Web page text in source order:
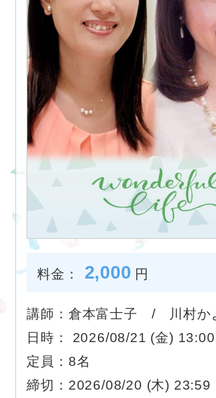
料金： 2,000 円
講師：倉本富士子 / 川村か
日時： 2026/08/21 (金)
定員：8名
締切：2026/08/20 (木) 23:59